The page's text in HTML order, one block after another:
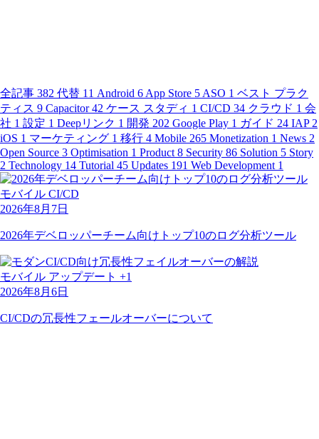
全記事 382 代替 11 Android 6 App Store 5 ASO 1 ベスト プラク
ティス 9 Capacitor 42 ケース スタディ 1 CI/CD 34 クラウド 1 会
社 1 設定 1 Deepリンク 1 開発 202 Google Play 1 ガイド 24 IAP 2
iOS 1 マーケティング 1 移行 4 Mobile 265 Monetization 1 News 2
Open Source 3 Optimisation 1 Product 8 Security 86 Solution 5 Story
2 Technology 14 Tutorial 45 Updates 191 Web Development 1
モバイル CI/CD
2026年8月7日
2026年デベロッパーチーム向けトップ10のログ分析ツール
モバイル アップデート +1
2026年8月6日
CI/CDの冗長性フェールオーバーについて